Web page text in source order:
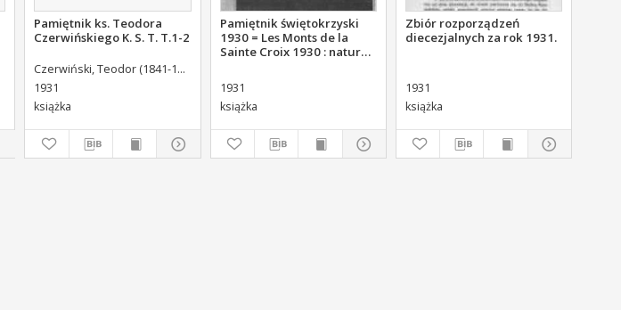
Pamiętnik ks. Teodora
Czerwińskiego K. S. T. T.1-2
Czerwiński, Teodor (1841-1932).
1931
książka
Pamiętnik świętokrzyski
1930 = Les Monts de la
Sainte Croix 1930 : nature
1931
książka
Zbiór rozporządzeń
diecezjalnych za rok 1931.
1931
książka